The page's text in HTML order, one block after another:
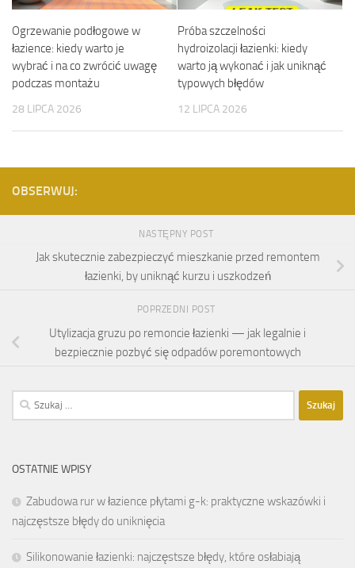
Ogrzewanie podłogowe w
łazience: kiedy warto je
wybrać i na co zwrócić uwagę
podczas montażu
28 LIPCA 2026
Próba szczelności
hydroizolacji łazienki: kiedy
warto ją wykonać i jak uniknąć
typowych błędów
12 LIPCA 2026
OBSERWUJ:
NASTĘPNY POST
Jak skutecznie zabezpieczyć mieszkanie przed remontem
łazienki, by uniknąć kurzu i uszkodzeń
POPRZEDNI POST
Utylizacja gruzu po remoncie łazienki — jak legalnie i
bezpiecznie pozbyć się odpadów poremontowych
Szukaj:
OSTATNIE WPISY
Zabudowa rur w łazience płytami g-k: praktyczne wskazówki i
najczęstsze błędy do uniknięcia
Silikonowanie łazienki: najczęstsze błędy, które osłabiają